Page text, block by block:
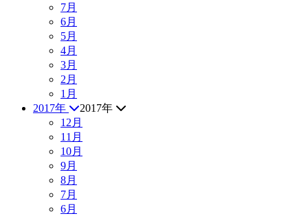
7月
6月
5月
4月
3月
2月
1月
2017年
2017年
12月
11月
10月
9月
8月
7月
6月